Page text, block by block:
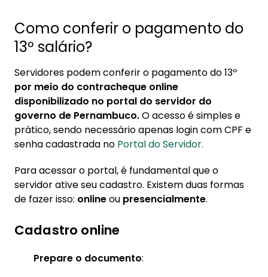
Como conferir o pagamento do
13º salário?
Servidores podem conferir o pagamento do 13º
por meio do contracheque online
disponibilizado no portal do servidor do
governo de Pernambuco.O acesso é simples e
prático, sendo necessário apenas login com CPF e
senha cadastrada no Portal do Servidor.
Para acessar o portal, é fundamental que o
servidor ative seu cadastro. Existem duas formas
de fazer isso: onlineou presencialmente.
Cadastro online
Prepare o documento: